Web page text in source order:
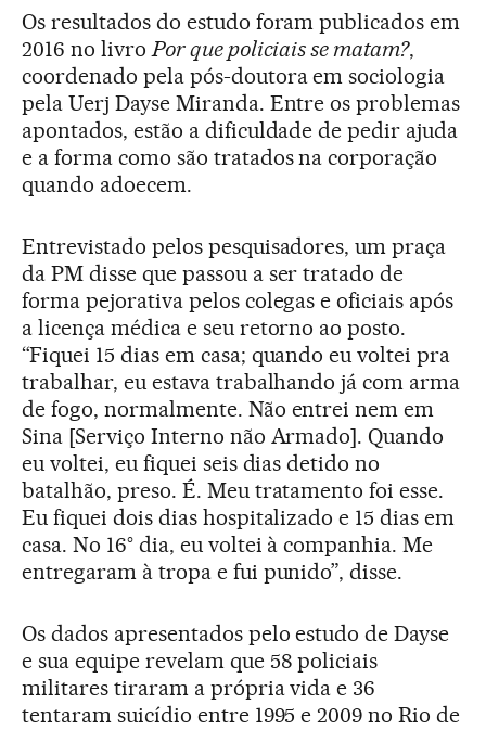
Os resultados do estudo foram publicados em
2016 no livroPor que policiais se matam?,
coordenado pela pós-doutora em sociologia
pela Uerj Dayse Miranda. Entre os problemas
apontados, estão a dificuldade de pedir ajuda
e a forma como são tratados na corporação
quando adoecem.
Entrevistado pelos pesquisadores, um praça
da PM disse que passou a ser tratado de
forma pejorativa pelos colegas e oficiais após
a licença médica e seu retorno ao posto.
“Fiquei 15 dias em casa; quando eu voltei pra
trabalhar, eu estava trabalhando já com arma
de fogo, normalmente. Não entrei nem em
Sina [Serviço Interno não Armado]. Quando
eu voltei, eu fiquei seis dias detido no
batalhão, preso. É. Meu tratamento foi esse.
Eu fiquei dois dias hospitalizado e 15 dias em
casa. No 16° dia, eu voltei à companhia. Me
entregaram à tropa e fui punido”, disse.
Os dados apresentados pelo estudo de Dayse
e sua equipe revelam que 58 policiais
militares tiraram a própria vida e 36
tentaram suicídio entre 1995 e 2009 no Rio de